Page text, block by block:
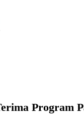
Program